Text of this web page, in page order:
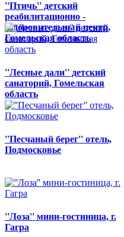
''Птичь'' детский
реабилитационно -
оздоровительный центр,
Гомельская область
''Лесные дали'' детский
санаторий, Гомельская
область
''Песчаный берег'' отель,
Подмосковье
''Лоза'' мини-гостиница, г.
Гагра